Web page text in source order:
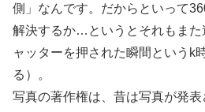
側」なんです。だからといって
解決するか…というとそれもまた
ャッターを押された瞬間というk
る）。
写真の著作権は、昔は写真が発